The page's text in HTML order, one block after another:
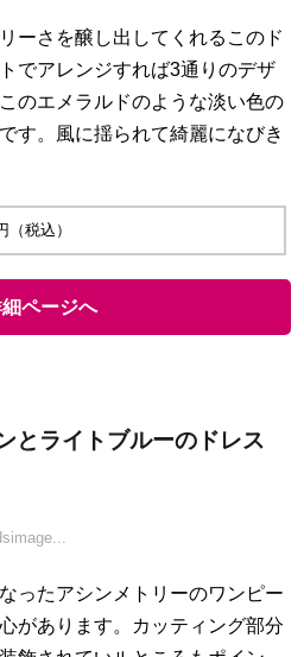
ーさを醸し出してくれるこのド
でアレンジすれば3通りのデザ
のエメラルドのような淡い色の
す。風に揺られて綺麗になびき
（税込）
ページへ
とライトブルーのドレス
ったアシンメトリーのワンピー
があります。カッティング部分